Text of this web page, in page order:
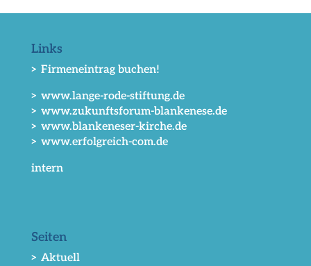
Links
> Firmeneintrag buchen!
> www.lange-rode-stiftung.de
> www.zukunftsforum-blankenese.de
> www.blankeneser-kirche.de
> www.erfolgreich-com.de
intern
Seiten
> Aktuell